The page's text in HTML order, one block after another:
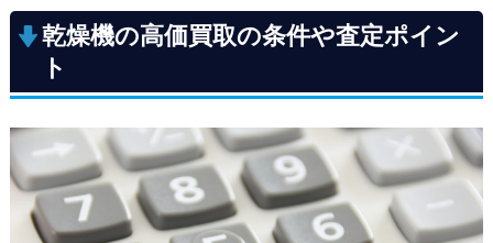
乾燥機の高価買取の条件や査定ポイン
ト